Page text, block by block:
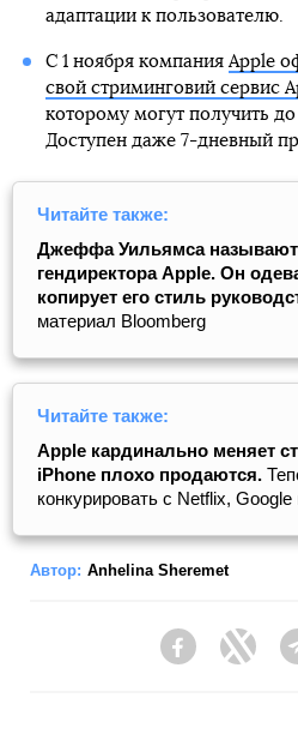
адаптации к пользователю.
С 1 ноября компания Apple
свой стриминговий сервис
которому могут получить
Доступен даже 7-дневный
Читайте также:
Джеффа Уильямса
гендиректора Apple. Он
копирует его стиль
материал Bloomberg
Читайте также:
Apple кардинально меняет
iPhone плохо продаются.
конкурировать с Netflix,
Автор: Anhelina Sheremet
Facebook